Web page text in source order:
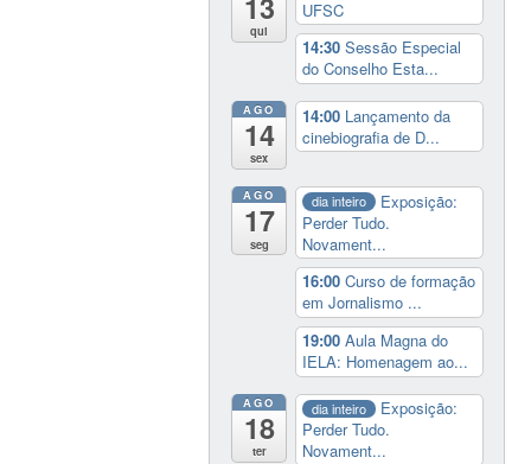
13
qui
UFSC
14:30Sessão Especial
do Conselho Esta...
AGO
14
sex
14:00 Lançamento da
cinebiografia de D...
AGO
17
seg
dia inteiro
Exposição:
Perder Tudo.
Novament...
16:00Curso de formação
em Jornalismo ...
19:00Aula Magna do
IELA: Homenagem ao...
AGO
18
ter
dia inteiro
Exposição:
Perder Tudo.
Novament...